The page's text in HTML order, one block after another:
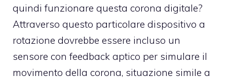
quindi funzionare questa corona digitale?
Attraverso questo particolare dispositivo a
rotazione dovrebbe essere incluso un
sensore con feedback aptico per simulare il
movimento della corona, situazione simile a